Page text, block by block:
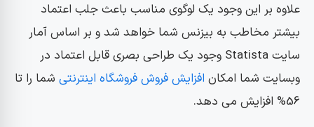
علاوه بر این وجود یک لوگوی مناسب باعث جلب اعتماد
بیشتر مخاطب به بیزنس شما خواهد شد و بر اساس آمار
سایت Statista وجود یک طراحی بصری قابل اعتماد در
وبسایت شما امکان افزایش فروش فروشگاه اینترنتی شما را تا
56% افزایش می دهد.